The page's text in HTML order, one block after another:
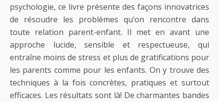
psychologie, ce livre présente des façons innovatrices
de résoudre les problèmes qu’on rencontre dans
toute relation parent-enfant. Il met en avant une
approche lucide, sensible et respectueuse, qui
entraîne moins de stress et plus de gratifications pour
les parents comme pour les enfants. On y trouve des
techniques à la fois concrètes, pratiques et surtout
efficaces. Les résultats sont là! De charmantes bandes